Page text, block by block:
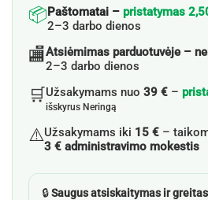
📦Paštomatai – pristatymas
2–3 darbo dienos
🏬Atsiėmimas parduotuvėje –
2–3 darbo dienos
🛒Užsakymams nuo 39 € –
išskyrus Neringą
⚠️Užsakymams iki 15 € –
3 € administravimo mokestis
🔒Saugus atsiskaitymas ir